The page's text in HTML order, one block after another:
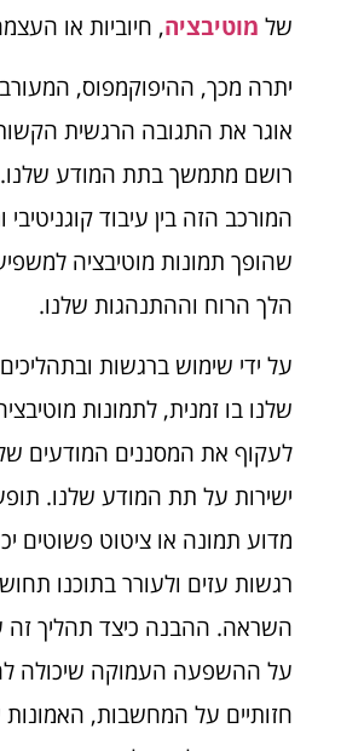
של מוטיבציה, חיוביות או
יתרה מכך, ההיפוקמפוס, המעורב
אוגר את התגובה הרגשית
רושם מתמשך בתת המודע שלנו.
המורכב הזה בין עיבוד
שהופך תמונות מוטיבציה
הלך הרוח וההתנהגות שלנו.
על ידי שימוש ברגשות ובתהליכים
שלנו בו זמנית, לתמונות
לעקוף את המסננים המודעים
ישירות על תת המודע שלנו.
מדוע תמונה או ציטוט פשוטים
רגשות עזים ולעורר בתוכנו
השראה. ההבנה כיצד תהליך זה
על ההשפעה העמוקה שיכולה
חזותיים על המחשבות, האמונות